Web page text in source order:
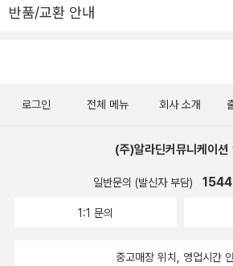
뺏으려는 자와 뺏기지 않으려는 자.역사에서
손은피의 전쟁을 피하기 위해 풍요의 상징
털.콜키스의 번영과 발전을 황금 양털에서
황금 양털.절대 눈을 감지 않는 용이 지키고
와서 우리 고향과 우리 땅을 부강하게 만듭
러 발명품을 만들었던 '아르고스'와 언변가인
함께 모험을 시작하지요.아르고스가 만든 아
로마신화>와 따뜻하고도 알찬 겨울방학 보
서만 제공받아 작성하였습니다.#주석으로
마신화#고정욱그리스로마신화#애플북스#
반품/교환 안내
로그인 전체 메뉴 회사 소개
(주)알라딘커뮤니케이션
일반문의 (발신자 부담)
1:1 문의
중고매장 위치, 영업시간